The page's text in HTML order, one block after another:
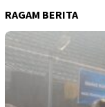
RAGAM BERITA